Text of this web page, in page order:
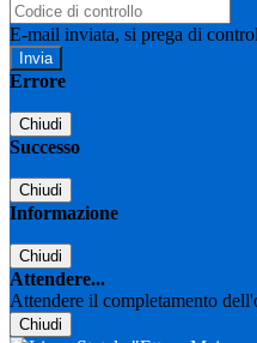
E-mail inviata, si prega di
Errore
Chiudi
Successo
Chiudi
Informazione
Chiudi
Attendere...
Attendere il completamento
Chiudi